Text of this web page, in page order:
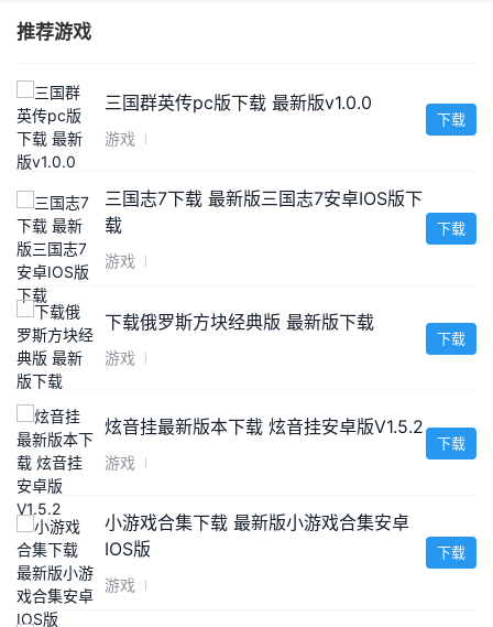
推荐游戏
三国群英传pc版下载 最新版v1.0.0
游戏
下载
三国志7下载 最新版三国志7安卓IOS版下
载
游戏
下载
下载俄罗斯方块经典版 最新版下载
游戏
下载
炫音挂最新版本下载 炫音挂安卓版V1.5.2
游戏
下载
小游戏合集下载 最新版小游戏合集安卓
IOS版
游戏
下载